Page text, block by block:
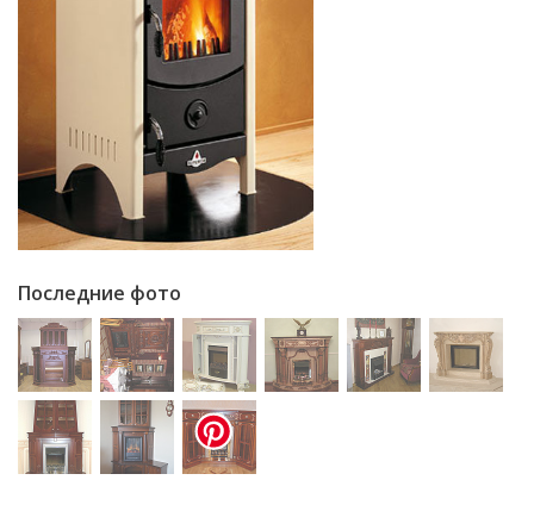
Последние фото